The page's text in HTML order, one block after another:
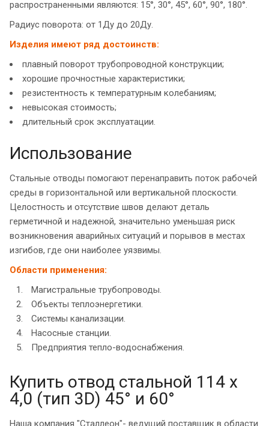
распространенными являются: 15°, 30°, 45°, 60°, 90°, 180°.
Радиус поворота: от 1Ду до 20Ду.
Изделия имеют ряд достоинств:
плавный поворот трубопроводной конструкции;
хорошие прочностные характеристики;
резистентность к температурным колебаниям;
невысокая стоимость;
длительный срок эксплуатации.
Использование
Стальные отводы помогают перенаправить поток рабочей
среды в горизонтальной или вертикальной плоскости.
Целостность и отсутствие швов делают деталь
герметичной и надежной, значительно уменьшая риск
возникновения аварийных ситуаций и порывов в местах
изгибов, где они наиболее уязвимы.
Области применения:
Магистральные трубопроводы.
Объекты теплоэнергетики.
Системы канализации.
Насосные станции.
Предприятия тепло-водоснабжения.
Купить отвод стальной 114 х
4,0 (тип 3D) 45° и 60°
Наша компания "Сталлеон"- ведущий поставщик в области